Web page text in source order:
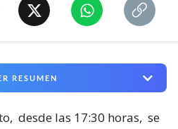
RESUMEN
desde las 17:30 horas, se